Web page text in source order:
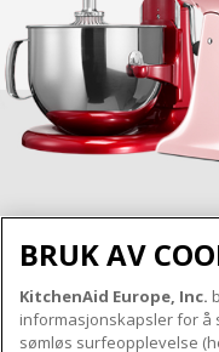
OM KITCHENAID
Merkets kjerne
BRUK AV
KitchenAid Europe, Inc.
informasjonskapsler for å
sømløs surfeopplevelse